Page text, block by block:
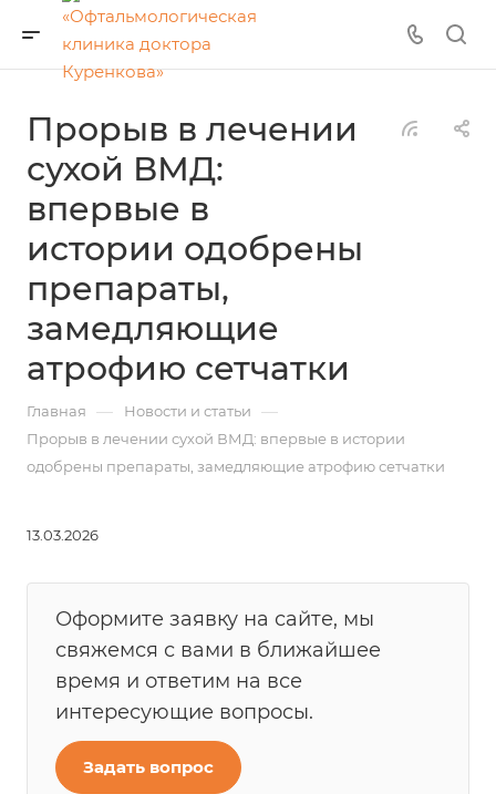
Прорыв в лечении
сухой ВМД:
впервые в
истории одобрены
препараты,
замедляющие
атрофию сетчатки
Главная — Новости и статьи —
Прорыв в лечении сухой ВМД: впервые в истории
одобрены препараты, замедляющие атрофию сетчатки
13.03.2026
Оформите заявку на сайте, мы
свяжемся с вами в ближайшее
время и ответим на все
интересующие вопросы.
Задать вопрос